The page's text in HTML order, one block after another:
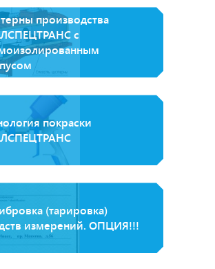
производства
с
покраски
(тарировка)
измерений. ОПЦИЯ!!!